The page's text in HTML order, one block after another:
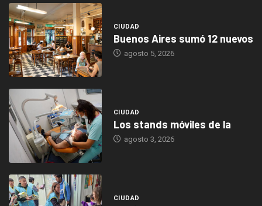
CIUDAD
Buenos Aires sumó 12 nuevos
agosto 5, 2026
CIUDAD
Los stands móviles de la
agosto 3, 2026
CIUDAD